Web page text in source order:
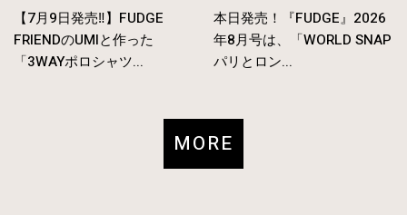
【7月9日発売‼︎】FUDGE
FRIENDのUMIと作った
「3WAYポロシャツ...
本日発売！『FUDGE』2026
年8月号は、「WORLD SNAP
パリとロン...
MORE